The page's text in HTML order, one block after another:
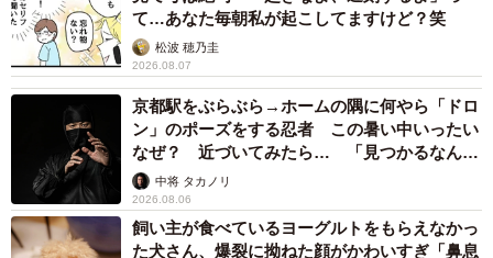
て…あなた毎朝私が起こしてますけど？笑
松波 穂乃圭
2026.08.07
京都駅をぶらぶら→ホームの隅に何やら「ドロ
ン」のポーズをする忍者 この暑い中いったい
なぜ？ 近づいてみたら… 「見つかるなんて
未熟」中将 タカノリ
2026.08.06
飼い主が食べているヨーグルトをもらえなかっ
た犬さん、爆裂に拗ねた顔がかわいすぎ「鼻息